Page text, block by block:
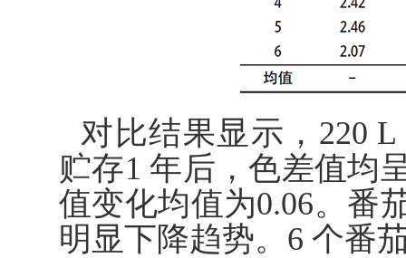
对比结果显示，220
贮存1 年后，色差值均
值变化均值为0.06。番
明显下降趋势。6 个番